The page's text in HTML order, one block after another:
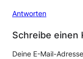
Antworten
Schreibe einen
Deine E-Mail-